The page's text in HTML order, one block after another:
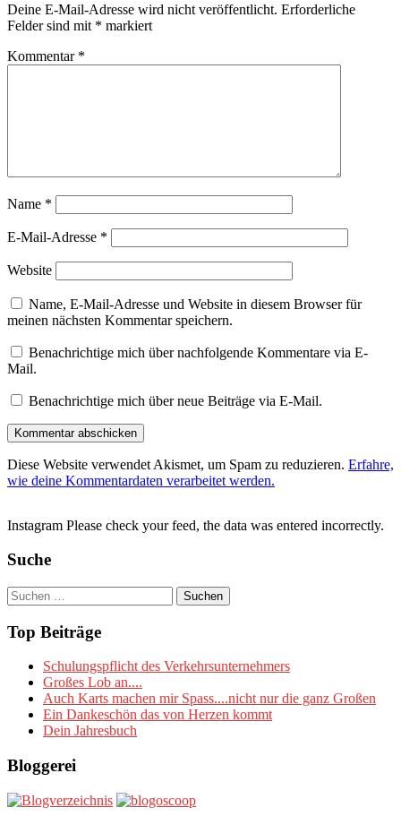
Deine E-Mail-Adresse wird nicht veröffentlicht. Erforderliche
Felder sind mit * markiert
Kommentar *
Name *
E-Mail-Adresse *
Website
Name, E-Mail-Adresse und Website in diesem Browser für
meinen nächsten Kommentar speichern.
Benachrichtige mich über nachfolgende Kommentare via E-
Mail.
Benachrichtige mich über neue Beiträge via E-Mail.
Diese Website verwendet Akismet, um Spam zu reduzieren. Erfahre,
wie deine Kommentardaten verarbeitet werden.
Instagram Please check your feed, the data was entered incorrectly.
Suche
Suchen
nach:
Top Beiträge
Schulungspflicht des Verkehrsunternehmers
Großes Lob an....
Auch Karts machen mir Spass....nicht nur die ganz Großen
Ein Dankeschön das von Herzen kommt
Dein Jahresbuch
Bloggerei